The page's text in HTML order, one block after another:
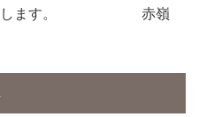
案致します。 赤嶺